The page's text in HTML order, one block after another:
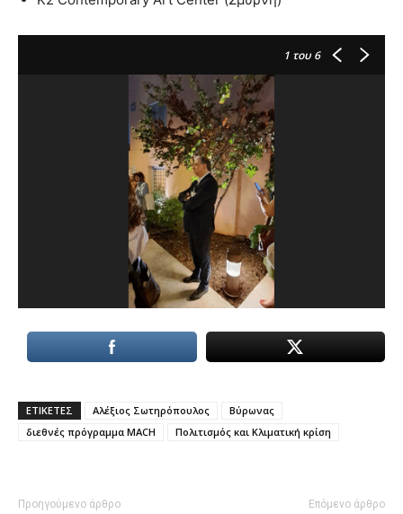
1 του 6
ΕΤΙΚΕΤΕΣ Αλέξιος Σωτηρόπουλος
Βύρωνας
διεθνές πρόγραμμα MACH
Πολιτισμός και Κλιματική κρίση
Προηγούμενο άρθρο Επόμενο άρθρο